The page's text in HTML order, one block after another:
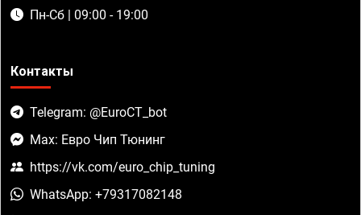
Пн-Сб | 09:00 - 19:00
Контакты
Telegram: @EuroCT_bot
Max: Евро Чип Тюнинг
https://vk.com/euro_chip_tuning
WhatsApp: +79317082148